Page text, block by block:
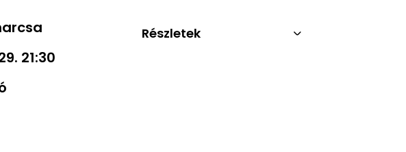
21:30
Részletek